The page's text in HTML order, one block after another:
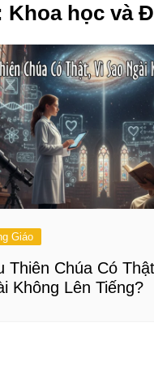
Khoa học và
Giáo
Thiên Chúa Có
Không Lên Tiếng?